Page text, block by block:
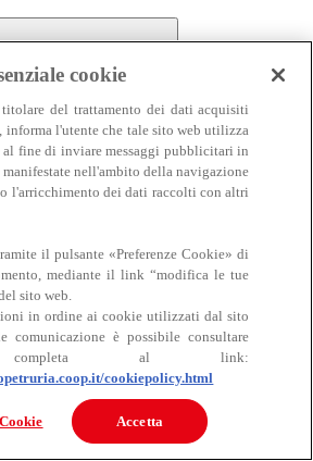
Carne
cookie
del trattamento dei dati acquisiti
informa l'utente che tale sito web utilizza
fine di inviare messaggi pubblicitari in
manifestate nell'ambito della navigazione
l'arricchimento dei dati raccolti con altri
il pulsante «Preferenze Cookie» di
mediante il link “modifica le tue
sito web.
in ordine ai cookie utilizzati dal sito
comunicazione è possibile consultare
completa al link:
cookiepolicy.html
Accetta